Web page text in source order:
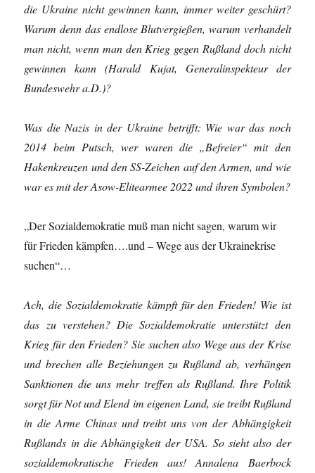
die Ukraine nicht gewinnen kann, immer weiter geschürt?
Warum denn das endlose Blutvergießen, warum verhandelt
man nicht, wenn man den Krieg gegen Rußland doch nicht
gewinnen kann (Harald Kujat, Generalinspekteur der
Bundeswehr a.D.)?
Was die Nazis in der Ukraine betrifft: Wie war das noch
2014 beim Putsch, wer waren die „Befreier“ mit den
Hakenkreuzen und den SS-Zeichen auf den Armen, und wie
war es mit der Asow-Elitearmee 2022 und ihren Symbolen?
„Der Sozialdemokratie muß man nicht sagen, warum wir
für Frieden kämpfen….und – Wege aus der Ukrainekrise
suchen“…
Ach, die Sozialdemokratie kämpft für den Frieden! Wie ist
das zu verstehen? Die Sozialdemokratie unterstützt den
Krieg für den Frieden? Sie suchen also Wege aus der Krise
und brechen alle Beziehungen zu Rußland ab, verhängen
Sanktionen die uns mehr treffen als Rußland. Ihre Politik
sorgt für Not und Elend im eigenen Land, sie treibt Rußland
in die Arme Chinas und treibt uns von der Abhängigkeit
Rußlands in die Abhängigkeit der USA. So sieht also der
sozialdemokratische Frieden aus! Annalena Baerbock